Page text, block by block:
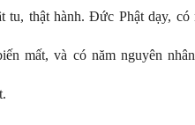
thật hành. Đức Phật dạy, có
mất, và có năm nguyên